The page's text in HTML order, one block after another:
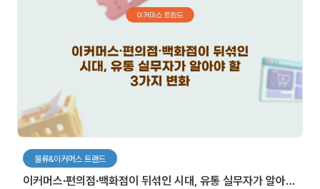
물류&이커머스 트랜드
이커머스∙편의점∙백화점이 뒤섞인 시대, 유통 실무자가 알아야